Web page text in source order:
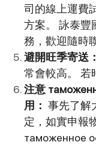
司的線上運費
方案。 詠泰豐
務，歡迎隨時
避開旺季寄送：
常會較高。 若
注意
用： 事先了解
定，如實申報
таможенное